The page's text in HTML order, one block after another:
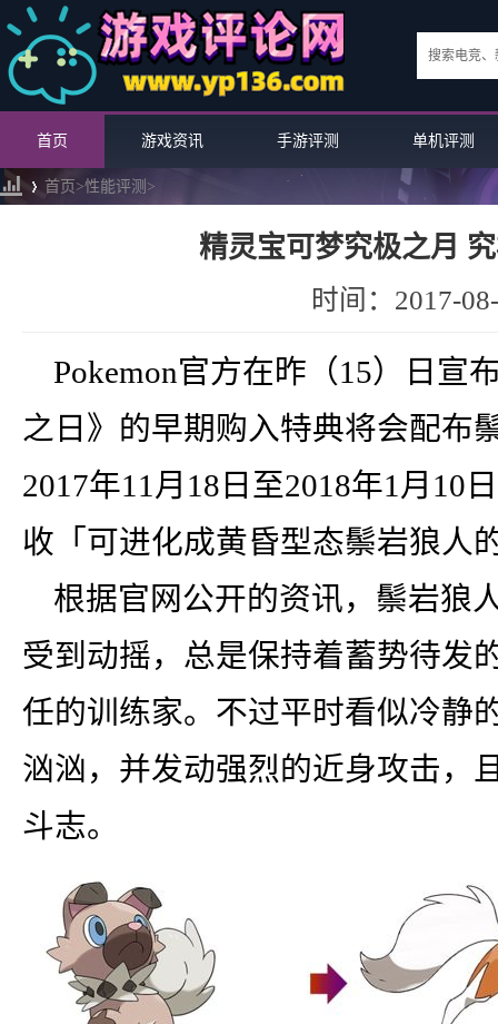
首页 游戏资讯 手游评测 单机评测
首页>性能评测 >
精灵宝可梦究极之月
时间：2017-
Pokemon官方在昨（15）日宣
之日》的早期购入特典将会配布
2017年11月18日至2018年1月10
收「可进化成黄昏型态鬃岩狼人
根据官网公开的资讯，鬃岩狼
受到动摇，总是保持着蓄势待发
任的训练家。不过平时看似冷静
汹汹，并发动强烈的近身攻击，
斗志。
《火焰纹章
出自《火焰纹章
「爱丽洁」等角